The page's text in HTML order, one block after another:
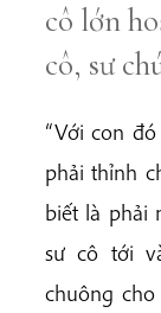
cô lớn
cô, sư
“Với con
phải thỉnh
biết là phải
sư cô tới
chuông